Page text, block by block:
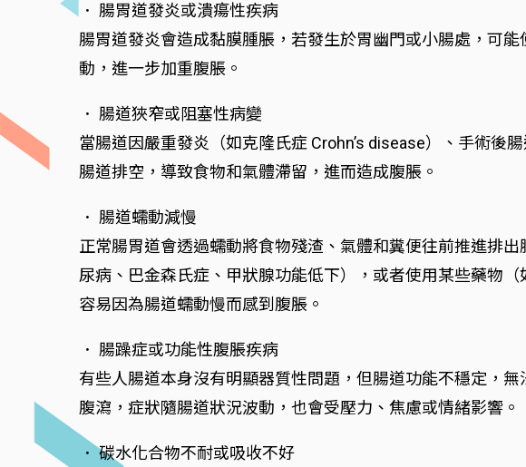
． 腸胃道發炎或潰瘍性疾病
腸胃道發炎會造成黏膜腫脹，若發生於胃幽門或小腸處，可
動，進一步加重腹脹。
． 腸道狹窄或阻塞性病變
當腸道因嚴重發炎（如克隆氏症 Crohn’s disease）、手術
腸道排空，導致食物和氣體滯留，進而造成腹脹。
． 腸道蠕動減慢
正常腸胃道會透過蠕動將食物殘渣、氣體和糞便往前推進排
尿病、巴金森氏症、甲狀腺功能低下），或者使用某些藥物
容易因為腸道蠕動慢而感到腹脹。
． 腸躁症或功能性腹脹疾病
有些人腸道本身沒有明顯器質性問題，但腸道功能不穩定，
腹瀉，症狀隨腸道狀況波動，也會受壓力、焦慮或情緒影響。
． 碳水化合物不耐或吸收不好